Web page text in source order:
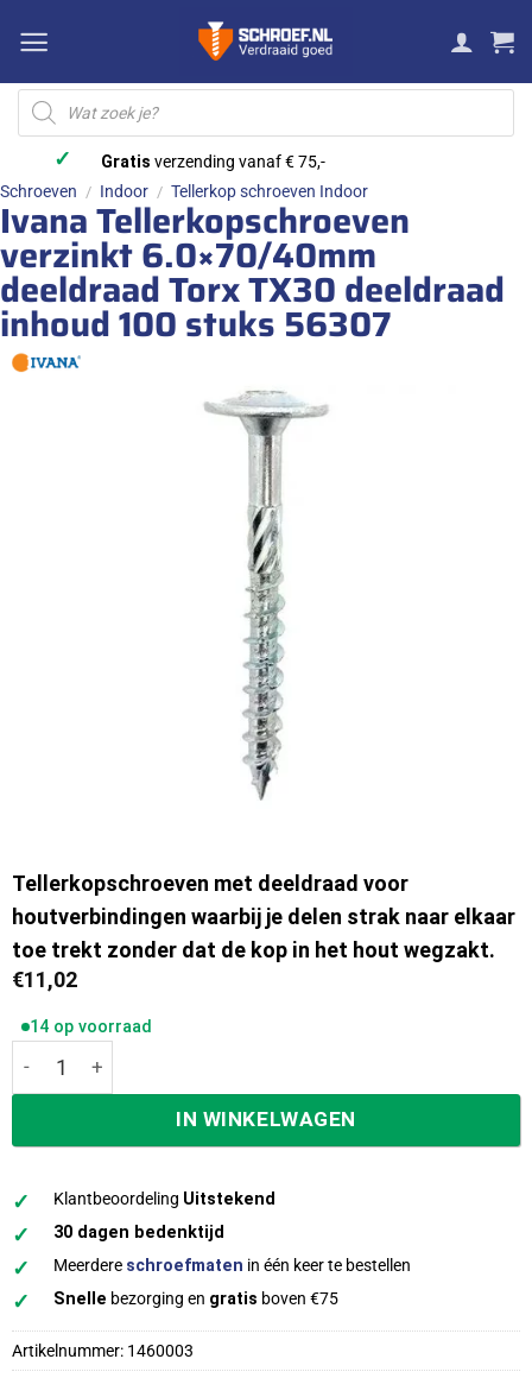
naar
inhoud
Producten
zoeken
✓ Gratis verzending vanaf € 75,-
Schroeven / Indoor / Tellerkop schroeven Indoor
Ivana Tellerkopschroeven
verzinkt 6.0×70/40mm
deeldraad Torx TX30 deeldraad
inhoud 100 stuks 56307
Tellerkopschroeven met deeldraad voor
houtverbindingen waarbij je delen strak naar elkaar
toe trekt zonder dat de kop in het hout wegzakt.
€11,02
14 op voorraad
Ivana Tellerkopschroeven verzinkt 6.0x70/40mm
IN WINKELWAGEN
✓ Klantbeoordeling Uitstekend
✓ 30 dagen bedenktijd
✓ Meerdere schroefmaten in één keer te bestellen
✓ Snelle bezorging en gratis boven €75
Artikelnummer: 1460003